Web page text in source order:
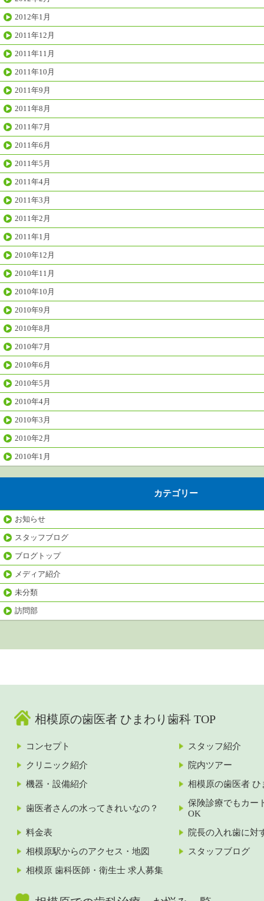
2012年1月
2011年12月
2011年11月
2011年10月
2011年9月
2011年8月
2011年7月
2011年6月
2011年5月
2011年4月
2011年3月
2011年2月
2011年1月
2010年12月
2010年11月
2010年10月
2010年9月
2010年8月
2010年7月
2010年6月
2010年5月
2010年4月
2010年3月
2010年2月
2010年1月
カテゴリー
お知らせ
スタッフブログ
ブログトップ
メディア紹介
未分類
訪問部
相模原の歯医者 ひまわり歯科 TOP
コンセプト
スタッフ紹介
クリニック紹介
院内ツアー
機器・設備紹介
相模原の歯医者 ひ
歯医者さんの水ってきれいなの？
保険診療でもカー
OK
料金表
院長の入れ歯に対
相模原駅からのアクセス・地図
スタッフブログ
相模原 歯科医師・衛生士 求人募集